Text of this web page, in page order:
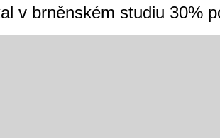
v brněnském studiu 30%